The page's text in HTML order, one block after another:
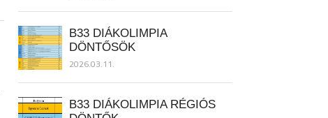
B33 DIÁKOLIMPIA
DÖNTŐSÖK
2026.03.11.
B33 DIÁKOLIMPIA RÉGIÓS